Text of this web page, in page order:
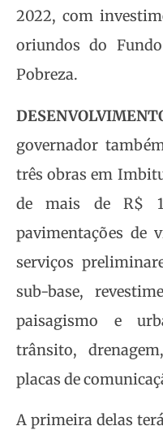
2022, com
oriundos do
Pobreza.
governador
três obras em
de mais de R$
pavimentações de
serviços
sub-base,
paisagismo e
trânsito,
placas de
A primeira delas